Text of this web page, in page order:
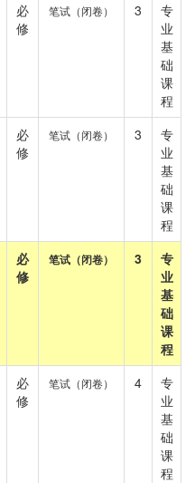
必
修
笔试（闭卷） 3
专
业
基
础
课
程
必
修
笔试（闭卷） 3
专
业
基
础
课
程
必
修
笔试（闭卷） 3
专
业
基
础
课
程
必
修
笔试（闭卷） 4
专
业
基
础
课
程